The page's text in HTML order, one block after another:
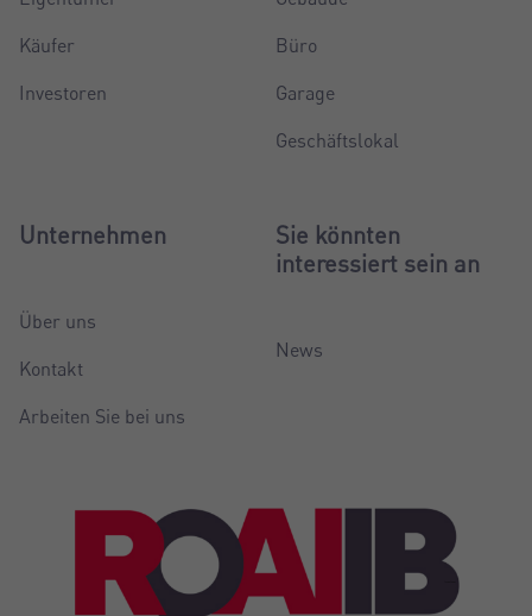
Käufer
Investoren
Büro
Garage
Geschäftslokal
Unternehmen
Über uns
Kontakt
Arbeiten Sie bei uns
Sie könnten
interessiert sein an
News